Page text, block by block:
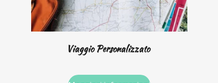
Viaggio Personalizzato